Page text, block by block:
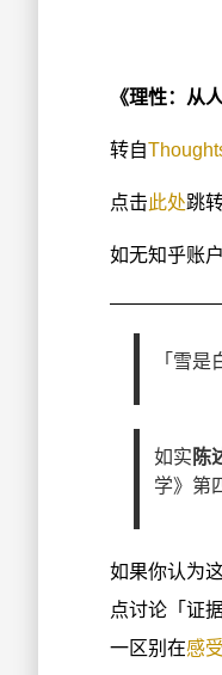
《理性：从
转自
点击此处跳
如无知乎账
「雪
如实 陈
学》第
如果你认为
点讨论「证
一区别在感